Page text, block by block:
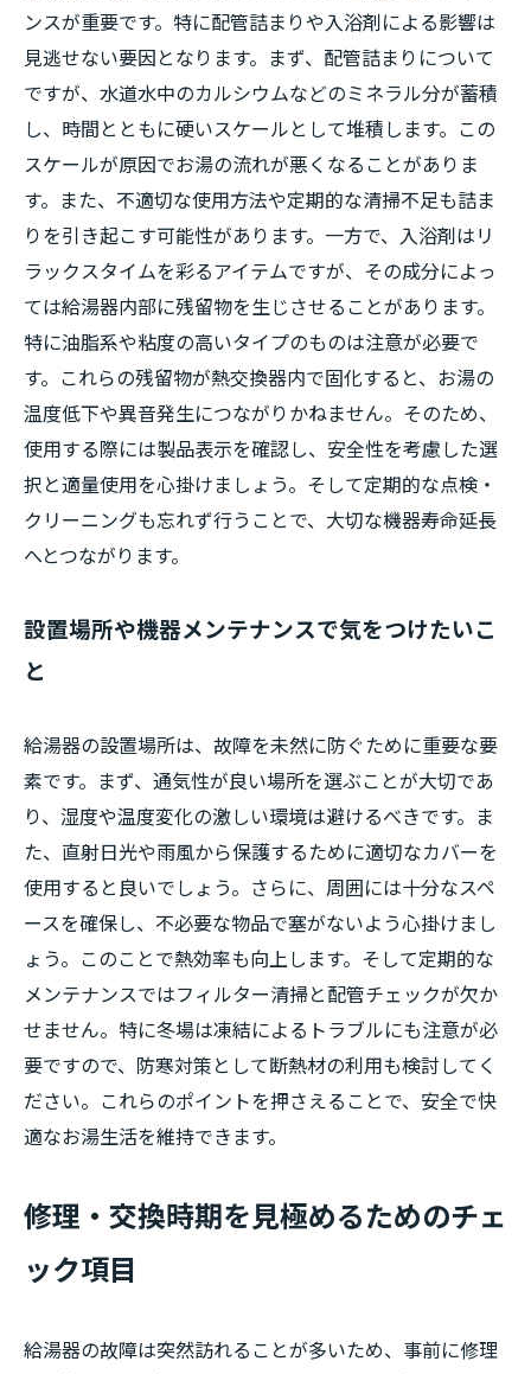
ンスが重要です。特に配管詰まりや入浴剤による影響は
見逃せない要因となります。まず、配管詰まりについて
ですが、水道水中のカルシウムなどのミネラル分が蓄積
し、時間とともに硬いスケールとして堆積します。この
スケールが原因でお湯の流れが悪くなることがありま
す。また、不適切な使用方法や定期的な清掃不足も詰ま
りを引き起こす可能性があります。一方で、入浴剤はリ
ラックスタイムを彩るアイテムですが、その成分によっ
ては給湯器内部に残留物を生じさせることがあります。
特に油脂系や粘度の高いタイプのものは注意が必要で
す。これらの残留物が熱交換器内で固化すると、お湯の
温度低下や異音発生につながりかねません。そのため、
使用する際には製品表示を確認し、安全性を考慮した選
択と適量使用を心掛けましょう。そして定期的な点検・
クリーニングも忘れず行うことで、大切な機器寿命延長
へとつながります。
設置場所や機器メンテナンスで気をつけたいこ
と
給湯器の設置場所は、故障を未然に防ぐために重要な要
素です。まず、通気性が良い場所を選ぶことが大切であ
り、湿度や温度変化の激しい環境は避けるべきです。ま
た、直射日光や雨風から保護するために適切なカバーを
使用すると良いでしょう。さらに、周囲には十分なスペ
ースを確保し、不必要な物品で塞がないよう心掛けまし
ょう。このことで熱効率も向上します。そして定期的な
メンテナンスではフィルター清掃と配管チェックが欠か
せません。特に冬場は凍結によるトラブルにも注意が必
要ですので、防寒対策として断熱材の利用も検討してく
ださい。これらのポイントを押さえることで、安全で快
適なお湯生活を維持できます。
修理・交換時期を見極めるためのチェ
ック項目
給湯器の故障は突然訪れることが多いため、事前に修理